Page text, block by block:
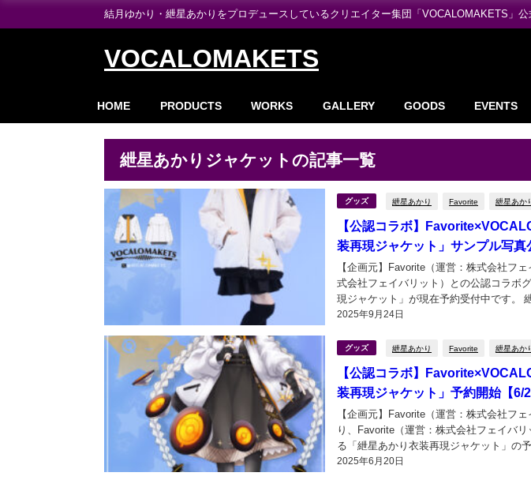
結月ゆかり・紲星あかりをプロデュースしているクリエイター集団「VOCALOMAKETS」公
VOCALOMAKETS
HOME PRODUCTS WORKS GALLERY GOODS EVENTS
紲星あかりジャケットの記事一覧
グッズ 紲星あかり Favorite 紲星あか
【公認コラボ】
装再現ジャケット」サンプル写真
2025年9月24日
【企画元】Favorite（運営：株式会社フ
式会社フェイバリット）との公認コラボ
現ジャケット」が現在予約受付中です。
あかり 衣装再現ジャケット｜ Favorite 紲
グッズ 紲星あかり Favorite 紲星あか
【公認コラボ】
装再現ジャケット」予約開始【6/
2025年6月20日
【企画元】Favorite（運営：株式会社フ
り、Favorite（運営：株式会社フェイバ
る「紲星あかり衣装再現ジャケット」の
ッズは予約が一定数に到達すると生産が